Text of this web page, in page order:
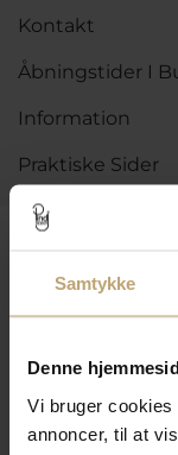
Samtykke
Denne
Vi bruger
annoncer, til at
Kontakt
Åbningstider I
Information
Praktiske Sider
Sikker Og